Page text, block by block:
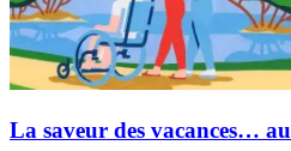
La saveur des vacances…